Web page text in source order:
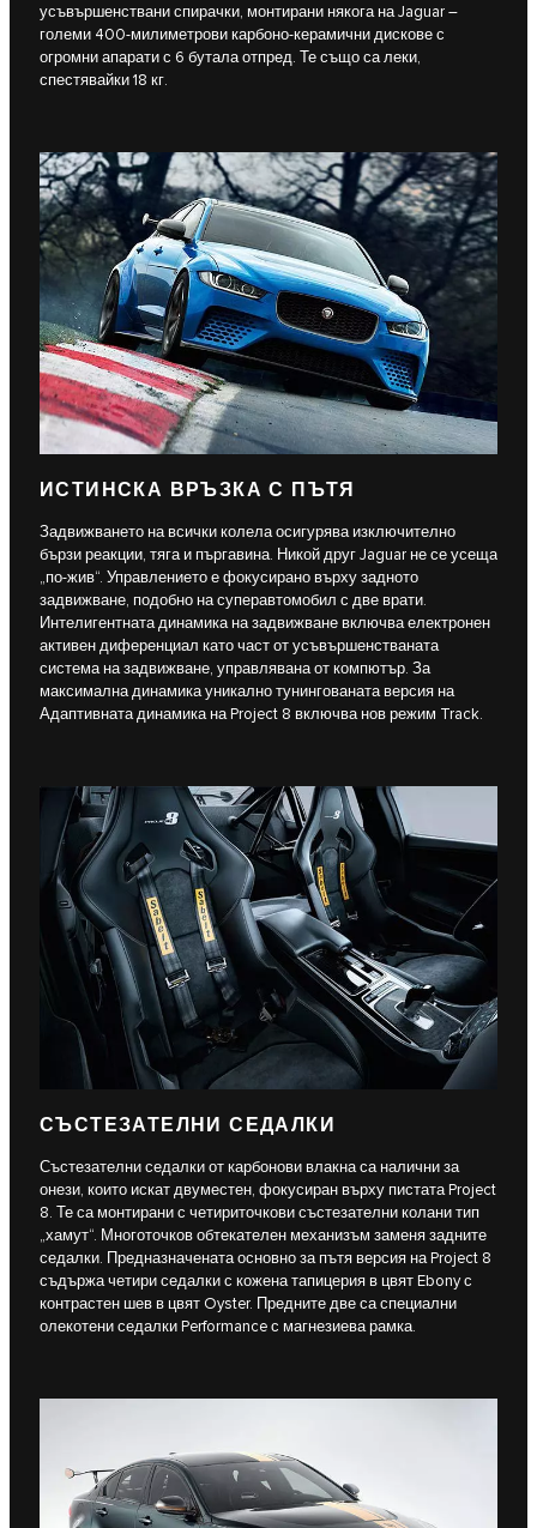
усъвършенствани спирачки, монтирани някога на Jaguar –
големи 400-милиметрови карбоно-керамични дискове с
огромни апарати с 6 бутала отпред. Те също са леки,
спестявайки 18 кг.
ИСТИНСКА ВРЪЗКА С ПЪТЯ
Задвижването на всички колела осигурява изключително
бързи реакции, тяга и пъргавина. Никой друг Jaguar не се усеща
„по-жив“. Управлението е фокусирано върху задното
задвижване, подобно на суперавтомобил с две врати.
Интелигентната динамика на задвижване включва електронен
активен диференциал като част от усъвършенстваната
система на задвижване, управлявана от компютър. За
максимална динамика уникално тунингованата версия на
Адаптивната динамика на Project 8 включва нов режим Track.
СЪСТЕЗАТЕЛНИ СЕДАЛКИ
Състезателни седалки от карбонови влакна са налични за
онези, които искат двуместен, фокусиран върху пистата Project
8. Те са монтирани с четириточкови състезателни колани тип
„хамут“. Многоточков обтекателен механизъм заменя задните
седалки. Предназначената основно за пътя версия на Project 8
съдържа четири седалки с кожена тапицерия в цвят Ebony с
контрастен шев в цвят Oyster. Предните две са специални
олекотени седалки Performance с магнезиева рамка.